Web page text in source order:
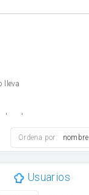
lleva
levadura
Ordena por: nombre
Usuarios